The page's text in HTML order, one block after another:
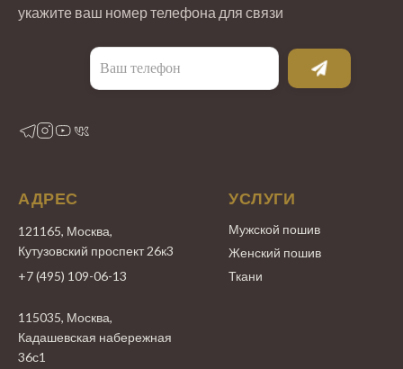
укажите ваш номер телефона для связи
АДРЕС
121165, Москва,
Кутузовский проспект 26к3
+7 (495) 109-06-13
115035, Москва,
Кадашевская набережная
36с1
УСЛУГИ
Мужской пошив
Женский пошив
Ткани